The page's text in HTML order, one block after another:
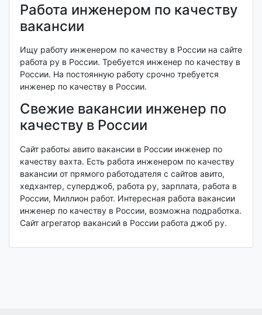
Работа инженером по качеству
вакансии
Ищу работу инженером по качеству в России на сайте
работа ру в России. Требуется инженер по качеству в
России. На постоянную работу срочно требуется
инженер по качеству в России.
Свежие вакансии инженер по
качеству в России
Сайт работы авито вакансии в России инженер по
качеству вахта. Есть работа инженером по качеству
вакансии от прямого работодателя с сайтов авито,
хедхантер, суперджоб, работа ру, зарплата, работа в
России, Миллион работ. Интересная работа вакансии
инженер по качеству в России, возможна подработка.
Сайт агрегатор вакансий в России работа джоб ру.